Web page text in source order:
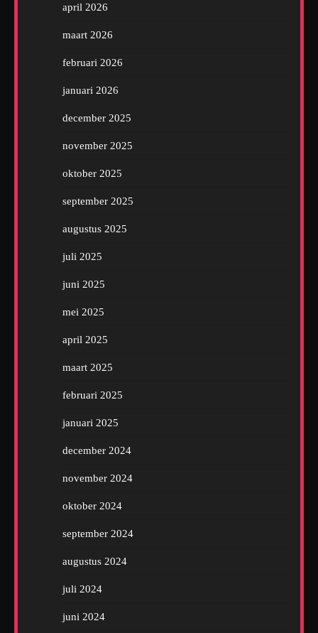
april 2026
maart 2026
februari 2026
januari 2026
december 2025
november 2025
oktober 2025
september 2025
augustus 2025
juli 2025
juni 2025
mei 2025
april 2025
maart 2025
februari 2025
januari 2025
december 2024
november 2024
oktober 2024
september 2024
augustus 2024
juli 2024
juni 2024